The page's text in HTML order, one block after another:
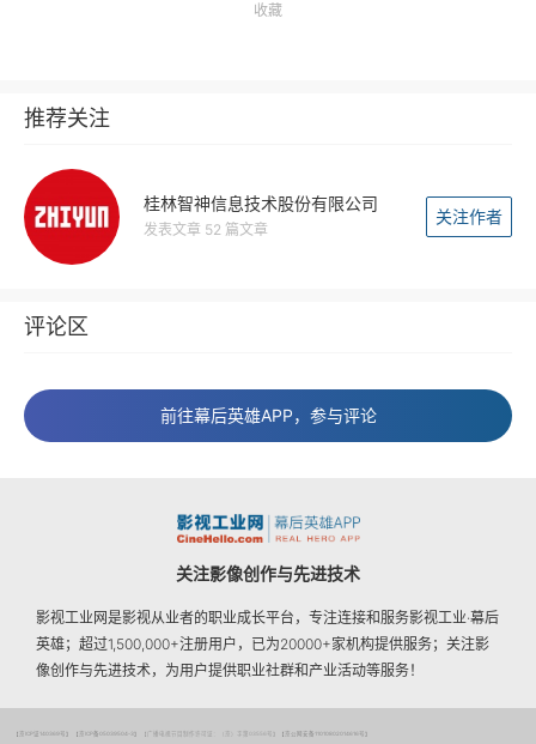
收藏
推荐关注
桂林智神信息技术股份有限公司
发表文章 52 篇文章
关注作者
评论区
前往幕后英雄APP，参与评论
关注影像创作与先进技术
影视工业网是影视从业者的职业成长平台，专注连接和服务影视工业·幕后
英雄；超过1,500,000+注册用户，已为20000+家机构提供服务；关注影
像创作与先进技术，为用户提供职业社群和产业活动等服务！
【京ICP证140369号】 【京ICP备05039504-3】 【广播电视节目制作许可证：（京）字第03556号】 【京公网安备11010802014616号】